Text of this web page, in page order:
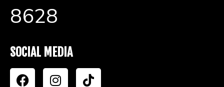
8628
SOCIAL MEDIA